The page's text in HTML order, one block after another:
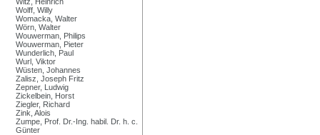
Wolff, Willy
Womacka, Walter
Wörn, Walter
Wouwerman, Philips
Wouwerman, Pieter
Wunderlich, Paul
Wurl, Viktor
Wüsten, Johannes
Zalisz, Joseph Fritz
Zepner, Ludwig
Zickelbein, Horst
Ziegler, Richard
Zink, Alois
Zumpe, Prof. Dr.-Ing. habil. Dr. h. c.
Günter